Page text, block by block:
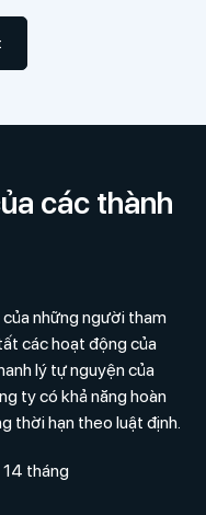
các thành
những người tham
các hoạt động của
lý tự nguyện của
ty có khả năng hoàn
thời hạn theo luật định.
tháng